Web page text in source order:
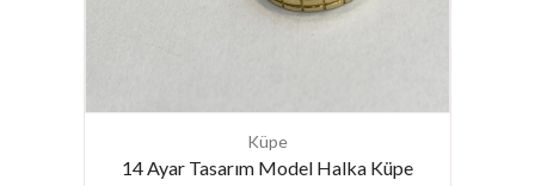
Küpe
14 Ayar Tasarım Model Halka Küpe